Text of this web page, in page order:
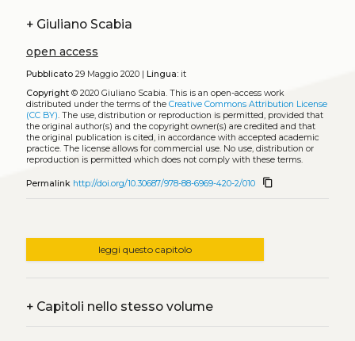
+ Giuliano Scabia
open access
Pubblicato29 Maggio 2020 | Lingua:it
Copyright© 2020 Giuliano Scabia. This is an open-access work
distributed under the terms of the Creative Commons Attribution License
(CC BY). The use, distribution or reproduction is permitted, provided that
the original author(s) and the copyright owner(s) are credited and that
the original publication is cited, in accordance with accepted academic
practice. The license allows for commercial use. No use, distribution or
reproduction is permitted which does not comply with these terms.
Permalink http://doi.org/10.30687/978-88-6969-420-2/010 content_copy
leggi questo capitolo
+Capitoli nello stesso volume